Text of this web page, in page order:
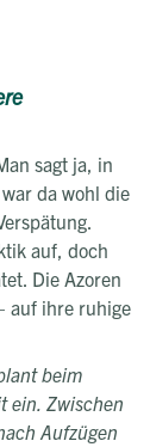
sagt ja, in
da wohl die
auf, doch
Die Azoren
auf ihre ruhige
beim
ein. Zwischen
Aufzügen